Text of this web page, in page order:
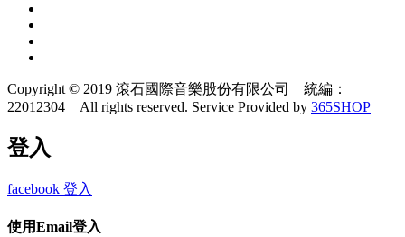
Copyright © 2019 滾石國際音樂股份有限公司 統編：
22012304 All rights reserved. Service Provided by 365SHOP
登入
facebook 登入
使用Email登入